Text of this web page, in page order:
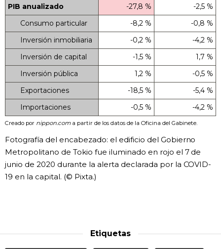
PIB anualizado -27,8 %
-2,5 %
Consumo particular
-8,2 %
-0,8 %
Inversión inmobiliaria
-0,2 %
-4,2 %
Inversión de capital
-1,5 %
1,7 %
Inversión pública
1,2 %
-0,5 %
Exportaciones
-18,5 %
-5,4 %
Importaciones
-0,5 % -4,2 %
Creado por nippon.coma partir de los datos de la Oficina del Gabinete.
Fotografía del encabezado: el edificio del Gobierno
Metropolitano de Tokio fue iluminado en rojo el 7 de
junio de 2020 durante la alerta declarada por la COVID-
19 en la capital. (© Pixta.)
Etiquetas